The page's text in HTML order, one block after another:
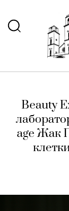
Beauty
age Жак